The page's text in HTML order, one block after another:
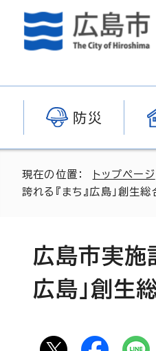
防災
現在の位置： トップページ
誇れる『まち』広島」創生
広島市実
広島」創生